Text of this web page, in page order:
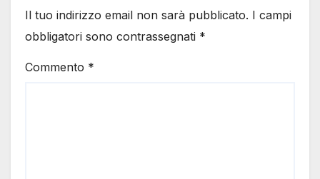
Il tuo indirizzo email non sarà pubblicato. I campi
obbligatori sono contrassegnati *
Commento *